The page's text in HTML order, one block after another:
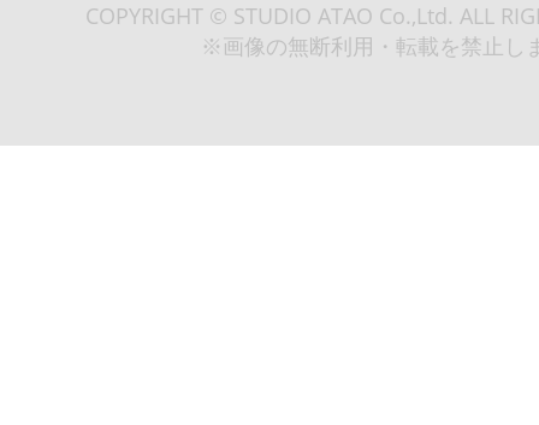
COPYRIGHT © STUDIO ATAO Co.,Ltd. ALL
※画像の無断利用・転載を禁止し